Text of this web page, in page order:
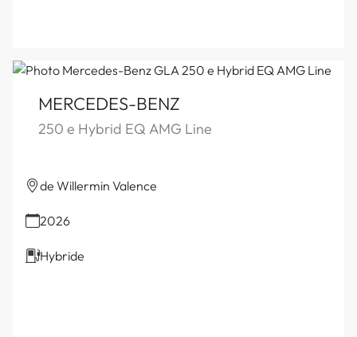
MERCEDES-BENZ
250 e Hybrid EQ AMG Line
de Willermin Valence
2026
Hybride